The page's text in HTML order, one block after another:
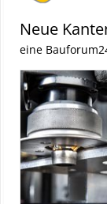
Neue
eine